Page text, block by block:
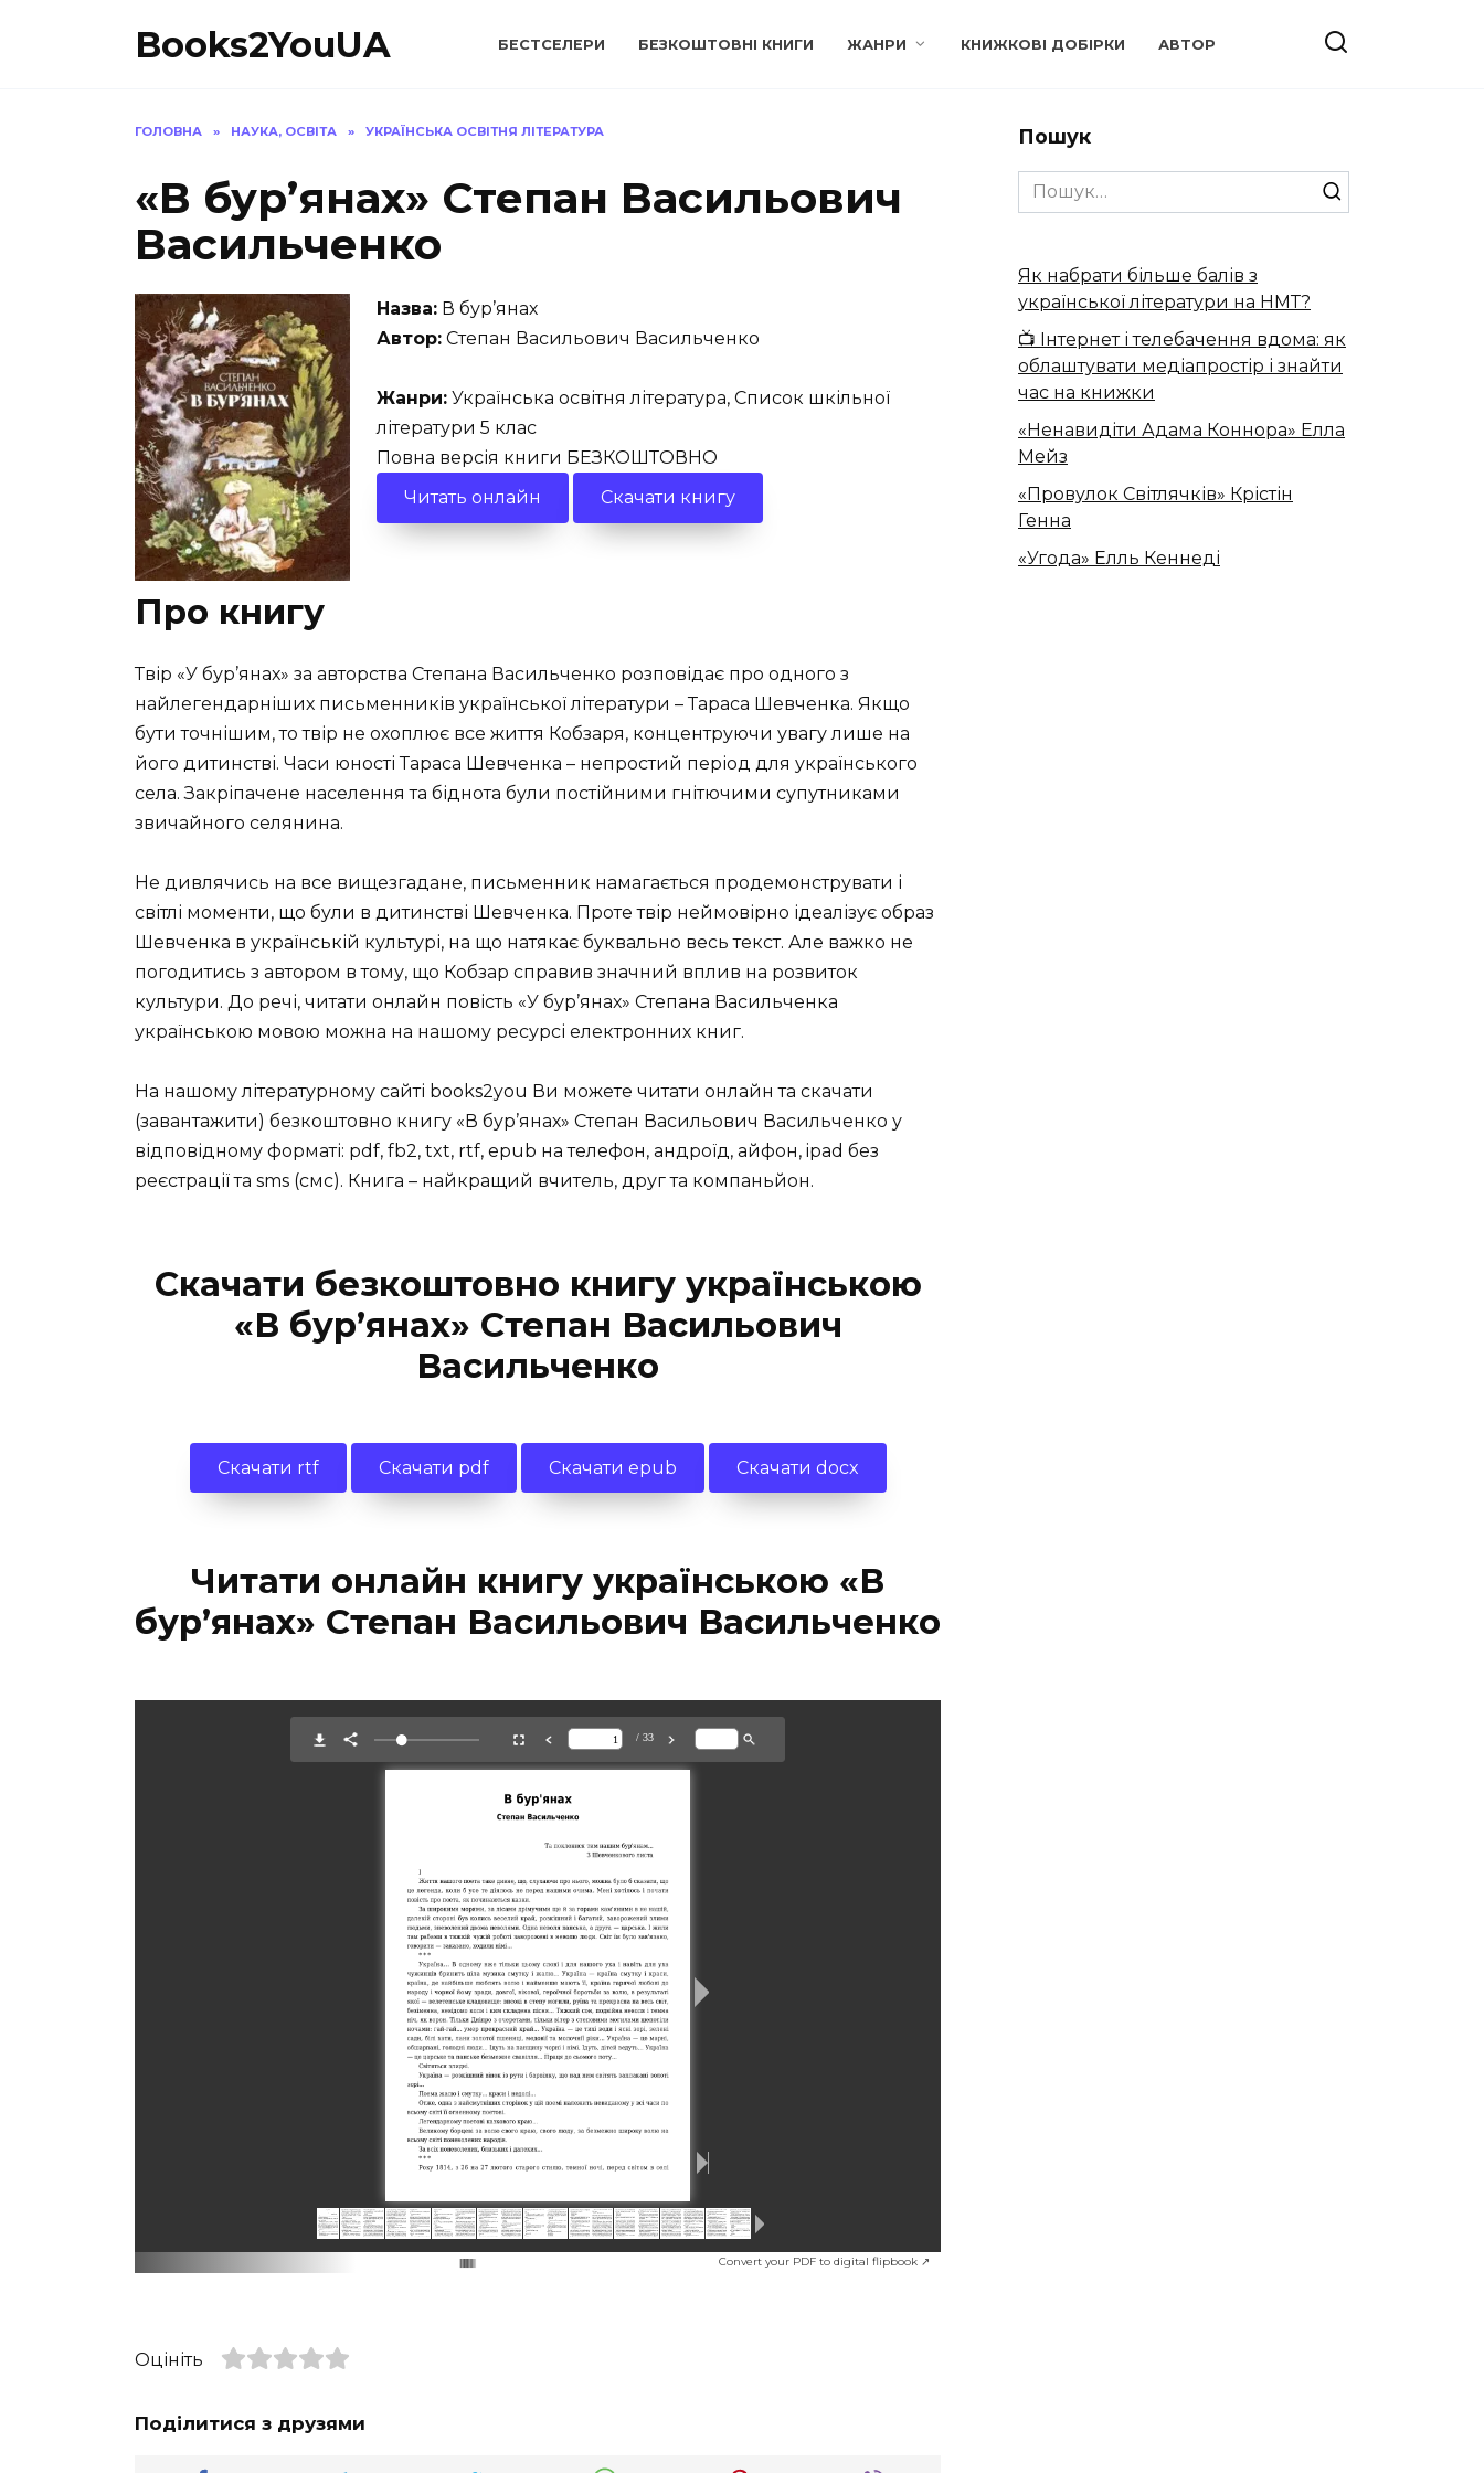
Books2YouUA БЕСТСЕЛЕРИ БЕЗКОШТОВНІ КНИГИ ЖАНРИ КНИЖКОВІ ДОБІРКИ АВТОР
ГОЛОВНА » НАУКА, ОСВІТА » УКРАЇНСЬКА ОСВІТНЯ ЛІТЕРАТУРА
«В бур’янах» Степан Васильович
Васильченко
Назва: В бур’янах
Автор: Степан Васильович Васильченко
Жанри: Українська освітня література, Список шкільної
літератури 5 клас
Повна версія книги БЕЗКОШТОВНО
Читать онлайн
Скачати книгу
Про книгу
Твір «У бур’янах» за авторства Степана Васильченко розповідає про одного з
найлегендарніших письменників української літератури – Тараса Шевченка. Якщо
бути точнішим, то твір не охоплює все життя Кобзаря, концентруючи увагу лише на
його дитинстві. Часи юності Тараса Шевченка – непростий період для українського
села. Закріпачене населення та біднота були постійними гнітючими супутниками
звичайного селянина.
Не дивлячись на все вищезгадане, письменник намагається продемонструвати і
світлі моменти, що були в дитинстві Шевченка. Проте твір неймовірно ідеалізує образ
Шевченка в українській культурі, на що натякає буквально весь текст. Але важко не
погодитись з автором в тому, що Кобзар справив значний вплив на розвиток
культури. До речі, читати онлайн повість «У бур’янах» Степана Васильченка
українською мовою можна на нашому ресурсі електронних книг.
На нашому літературному сайті books2you Ви можете читати онлайн та скачати
(завантажити) безкоштовно книгу «В бур’янах» Степан Васильович Васильченко у
відповідному форматі: pdf, fb2, txt, rtf, epub на телефон, андроїд, айфон, ipad без
реєстрації та sms (смс). Книга – найкращий вчитель, друг та компаньйон.
Скачати безкоштовно книгу українською
«В бур’янах» Степан Васильович
Васильченко
Скачати rtf Скачати pdf Скачати epub Скачати docx
Читати онлайн книгу українською «В
бур’янах» Степан Васильович Васильченко
Convert your PDF to digital flipbook ↗
Оцініть
Поділитися з друзями
Пошук
Search
for:
Як набрати більше балів з
української літератури на НМТ?
📺 Інтернет і телебачення вдома: як
облаштувати медіапростір і знайти
час на книжки
«Ненавидіти Адама Коннора» Елла
Мейз
«Провулок Світлячків» Крістін
Генна
«Угода» Елль Кеннеді